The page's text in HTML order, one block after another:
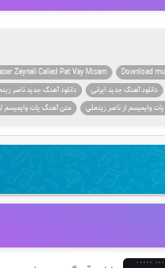
Download
Zeynali Called Pat Vay Misam
دانلود آهنگ جدید ایرانی دانلود آهنگ جدید ناصر
وایمیسم از ناصر زینعلی متن آهنگ پات وایمیسم